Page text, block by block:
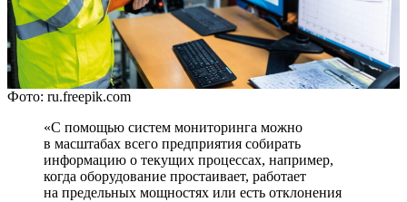
Фото: ru.freepik.com
«С помощью систем мониторинга можно
в масштабах всего предприятия собирать
информацию о текущих процессах, например,
когда оборудование простаивает, работает
на предельных мощностях или есть отклонения